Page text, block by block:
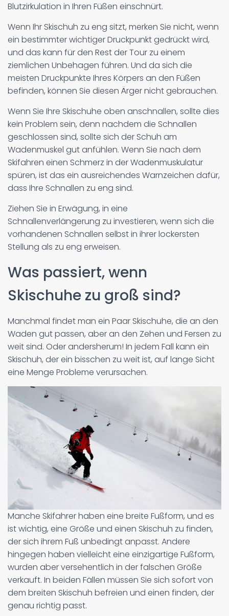
Blutzirkulation in Ihren Füßen einschnürt.
Wenn Ihr Skischuh zu eng sitzt, merken Sie nicht, wenn
ein bestimmter wichtiger Druckpunkt gedrückt wird,
und das kann für den Rest der Tour zu einem
ziemlichen Unbehagen führen. Und da sich die
meisten Druckpunkte Ihres Körpers an den Füßen
befinden, können Sie diesen Ärger nicht gebrauchen.
Wenn Sie Ihre Skischuhe oben anschnallen, sollte dies
kein Problem sein, denn nachdem die Schnallen
geschlossen sind, sollte sich der Schuh am
Wadenmuskel gut anfühlen. Wenn Sie nach dem
Skifahren einen Schmerz in der Wadenmuskulatur
spüren, ist das ein ausreichendes Warnzeichen dafür,
dass Ihre Schnallen zu eng sind.
Ziehen Sie in Erwägung, in eine
Schnallenverlängerung zu investieren, wenn sich die
vorhandenen Schnallen selbst in ihrer lockersten
Stellung als zu eng erweisen.
Was passiert, wenn
Skischuhe zu groß sind?
Manchmal findet man ein Paar Skischuhe, die an den
Waden gut passen, aber an den Zehen und Fersen zu
weit sind. Oder andersherum! In jedem Fall kann ein
Skischuh, der ein bisschen zu weit ist, auf lange Sicht
eine Menge Probleme verursachen.
Manche Skifahrer haben eine breite Fußform, und es
ist wichtig, eine Größe und einen Skischuh zu finden,
der sich ihrem Fuß unbedingt anpasst. Andere
hingegen haben vielleicht eine einzigartige Fußform,
wurden aber versehentlich in der falschen Größe
verkauft. In beiden Fällen müssen Sie sich sofort von
dem breiten Skischuh befreien und einen finden, der
genau richtig passt.